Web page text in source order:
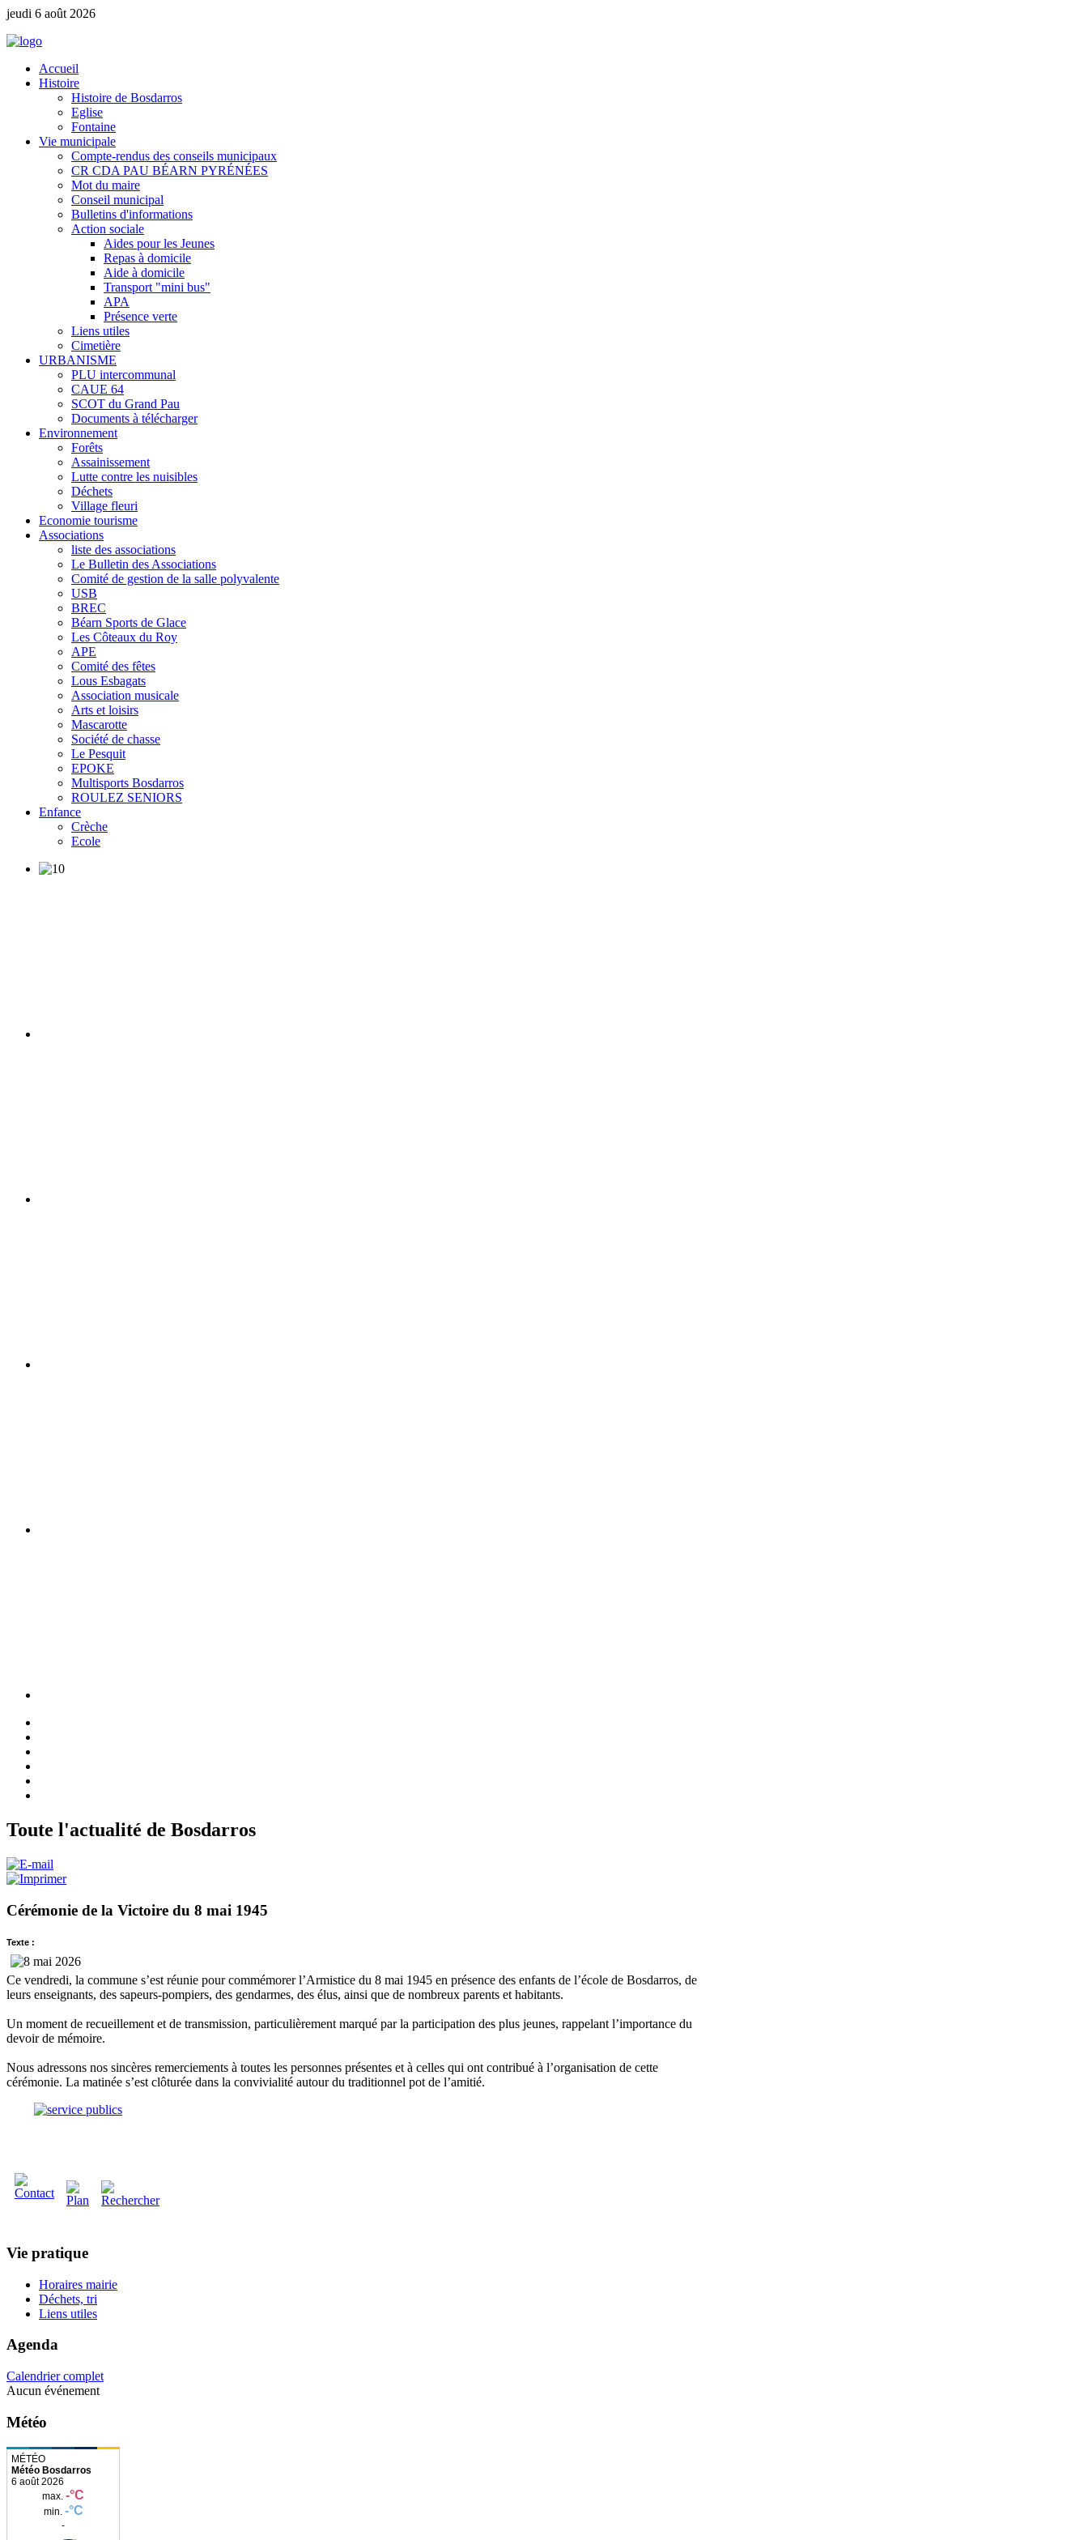
jeudi 6 août 2026
Accueil
Histoire
Histoire de Bosdarros
Eglise
Fontaine
Vie municipale
Compte-rendus des conseils municipaux
CR CDA PAU BÉARN PYRÉNÉES
Mot du maire
Conseil municipal
Bulletins d'informations
Action sociale
Aides pour les Jeunes
Repas à domicile
Aide à domicile
Transport "mini bus"
APA
Présence verte
Liens utiles
Cimetière
URBANISME
PLU intercommunal
CAUE 64
SCOT du Grand Pau
Documents à télécharger
Environnement
Forêts
Assainissement
Lutte contre les nuisibles
Déchets
Village fleuri
Economie tourisme
Associations
liste des associations
Le Bulletin des Associations
Comité de gestion de la salle polyvalente
USB
BREC
Béarn Sports de Glace
Les Côteaux du Roy
APE
Comité des fêtes
Lous Esbagats
Association musicale
Arts et loisirs
Mascarotte
Société de chasse
Le Pesquit
EPOKE
Multisports Bosdarros
ROULEZ SENIORS
Enfance
Crèche
Ecole
Toute l'actualité de Bosdarros
Cérémonie de la Victoire du 8 mai 1945
Texte :
Ce vendredi, la commune s’est réunie pour commémorer l’Armistice du 8 mai 1945 en présence des enfants de l’école de Bosdarros, de
leurs enseignants, des sapeurs-pompiers, des gendarmes, des élus, ainsi que de nombreux parents et habitants.
Un moment de recueillement et de transmission, particulièrement marqué par la participation des plus jeunes, rappelant l’importance du
devoir de mémoire.
Nous adressons nos sincères remerciements à toutes les personnes présentes et à celles qui ont contribué à l’organisation de cette
cérémonie. La matinée s’est clôturée dans la convivialité autour du traditionnel pot de l’amitié.
Vie pratique
Horaires mairie
Déchets, tri
Liens utiles
Agenda
Calendrier complet
Aucun événement
Météo
Météo Bosdarros